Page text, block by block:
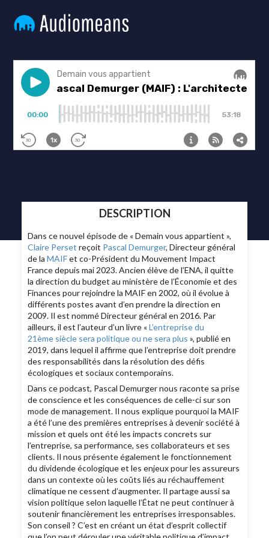
DESCRIPTION
Dans ce nouvel épisode de « Demain vous appartient »,
Claire Perset reçoit Pascal Demurger, Directeur général
de laMAIFet co-Président du Mouvement Impact
France depuis mai 2023. Ancien élève de l’ENA, il quitte
la direction du budget au ministère de l’Économie et des
Finances pour rejoindre la MAIF en 2002, où il évolue à
différents postes avant d’en prendre la direction en
2009. Il est nommé Directeur général en 2016. Par
ailleurs, il est l’auteur d’un livre «L’entreprise du
21ème siècle sera politique ou ne sera plus », publié en
2019, dans lequel il affirme que l’entreprise doit prendre
des responsabilités dans la résolution des défis
écologiques et sociaux contemporains.
Dans ce podcast, Pascal Demurger nous raconte sa prise
de conscience et les conséquences de celle-ci sur son
mode de management. Il nous explique pourquoi la MAIF
a été l’une des premières entreprises à devenir société à
mission et quels ont été les impacts concrets sur
l’entreprise, sa performance, ses collaborateurs et ses
clients. Il nous présente également le fonctionnement
du dividende écologique et les enjeux pour les assureurs
dans un contexte où les coûts liés au réchauffement
climatique ne cessent d’augmenter. Il partage aussi sa
vision politique selon laquelle l’État ne peut continuer à
soutenir financièrement les entreprises irresponsables.
Son conseil ? C’est en créant un état d’esprit collectif